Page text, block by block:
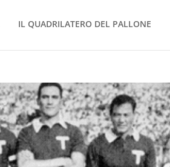
IL QUADRILATERO DEL PALLONE